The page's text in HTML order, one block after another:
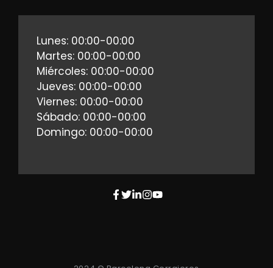
Lunes: 00:00-00:00
Martes: 00:00-00:00
Miércoles: 00:00-00:00
Jueves: 00:00-00:00
Viernes: 00:00-00:00
Sábado: 00:00-00:00
Domingo: 00:00-00:00